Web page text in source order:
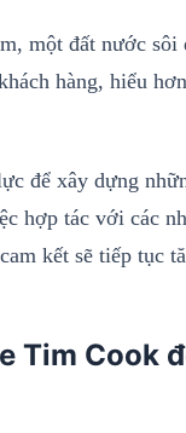
một đất nước
hàng, hiểu
để xây dựng
hợp tác với các
kết sẽ tiếp tục
Tim Cook